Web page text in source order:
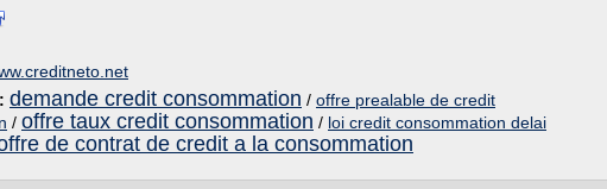
demande credit consommation / offre prealable de credit
/ offre taux credit consommation / loi credit consommation delai
de contrat de credit a la consommation